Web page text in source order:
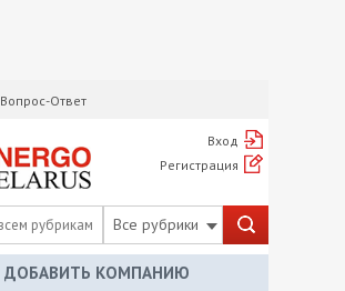
Вопрос-Ответ
Вход
Регистрация
Все рубрики
ДОБАВИТЬ КОМПАНИЮ